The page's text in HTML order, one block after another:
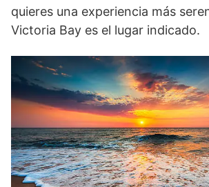
quieres una experiencia más
Victoria Bay es el lugar indicado.